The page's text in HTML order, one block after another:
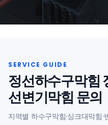
정선하수구막힘
선변기막힘 문의